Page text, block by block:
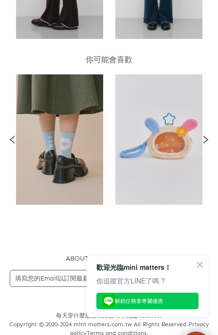
你可能會喜歡
ABOUT US
每天穿什麼股份有限公司 | 統編 83689089
Copyright © 2020-2024 mini matters.com.tw All Rights Reserved Privacy
policyTerms and conditions.
歡迎光臨mini matters！
你追蹤官方LINE了嗎 ?
解鎖任務拿專屬優惠